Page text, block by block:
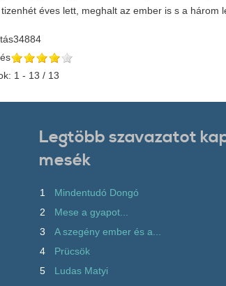
éves lett, meghalt az ember is s a
34884
1 - 13 / 13
Legtöbb szavazatot
mesék
1
Mindentudó Dongó
2
Mese a gyapot...
3
A szegény ember és a...
4
Prücsök
5
Ludas Matyi